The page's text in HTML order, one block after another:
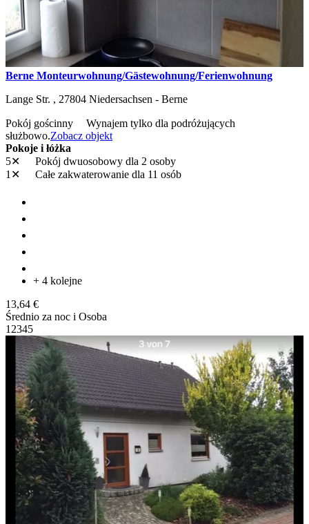
Berne Monteurwohnung/Gästewohnung/Ferienwohnung
Lange Str. , 27804 Niedersachsen - Berne
Pokój gościnny
Wynajem tylko dla podróżujących
służbowo.Zobacz objekt
Pokoje i łóżka
5✕
Pokój dwuosobowy dla 2 osoby
1✕
Całe zakwaterowanie dla 11 osób
+ 4 kolejne
13,64 €
Średnio za noc i Osoba
1 2345